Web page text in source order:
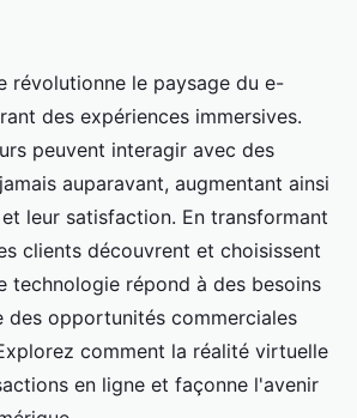
la Réalité Virtuelle
•8 min de lecture
révolutionne le paysage du e-
des expériences immersives.
peuvent interagir avec des
auparavant, augmentant ainsi
leur satisfaction. En transformant
clients découvrent et choisissent
technologie répond à des besoins
des opportunités commerciales
comment la réalité virtuelle
en ligne et façonne l'avenir